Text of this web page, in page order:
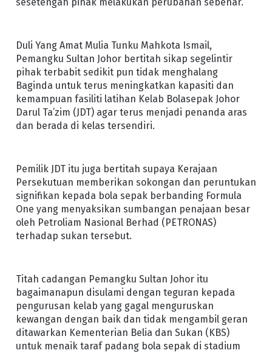
Duli Yang Amat Mulia Tunku Mahkota Ismail,
Pemangku Sultan Johor bertitah sikap segelintir
pihak terbabit sedikit pun tidak menghalang
Baginda untuk terus meningkatkan kapasiti dan
kemampuan fasiliti latihan Kelab Bolasepak Johor
Darul Ta’zim (JDT) agar terus menjadi penanda aras
dan berada di kelas tersendiri.
Pemilik JDT itu juga bertitah supaya Kerajaan
Persekutuan memberikan sokongan dan peruntukan
signifikan kepada bola sepak berbanding Formula
One yang menyaksikan sumbangan penajaan besar
oleh Petroliam Nasional Berhad (PETRONAS)
terhadap sukan tersebut.
Titah cadangan Pemangku Sultan Johor itu
bagaimanapun disulami dengan teguran kepada
pengurusan kelab yang gagal menguruskan
kewangan dengan baik dan tidak mengambil geran
ditawarkan Kementerian Belia dan Sukan (KBS)
untuk menaik taraf padang bola sepak di stadium